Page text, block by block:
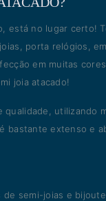
está no lugar certo!
porta relógios,
em muitas
joia atacado!
utilizando
extenso e
semi-joias e